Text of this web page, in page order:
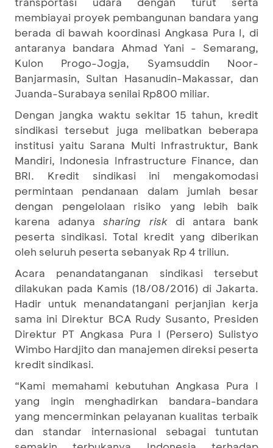
membiayai proyek pembangunan bandara yang
berada di bawah koordinasi Angkasa Pura I, di
antaranya bandara Ahmad Yani - Semarang,
Kulon Progo-Jogja, Syamsuddin Noor-
Banjarmasin, Sultan Hasanudin-Makassar, dan
Juanda-Surabaya senilai Rp800 miliar.
Dengan jangka waktu sekitar 15 tahun, kredit
sindikasi tersebut juga melibatkan beberapa
institusi yaitu Sarana Multi Infrastruktur, Bank
Mandiri, Indonesia Infrastructure Finance, dan
BRI. Kredit sindikasi ini mengakomodasi
permintaan pendanaan dalam jumlah besar
dengan pengelolaan risiko yang lebih baik
karena adanyasharing riskdi antara bank
peserta sindikasi. Total kredit yang diberikan
oleh seluruh peserta sebanyak Rp 4 triliun.
Acara penandatanganan sindikasi tersebut
dilakukan pada Kamis (18/08/2016) di Jakarta.
Hadir untuk menandatangani perjanjian kerja
sama ini Direktur BCA Rudy Susanto, Presiden
Direktur PT Angkasa Pura I (Persero) Sulistyo
Wimbo Hardjito dan manajemen direksi peserta
kredit sindikasi.
“Kami memahami kebutuhan Angkasa Pura I
yang ingin menghadirkan bandara-bandara
yang mencerminkan pelayanan kualitas terbaik
dan standar internasional sebagai tuntutan